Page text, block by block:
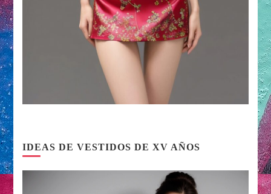
IDEAS DE VESTIDOS DE XV AÑOS